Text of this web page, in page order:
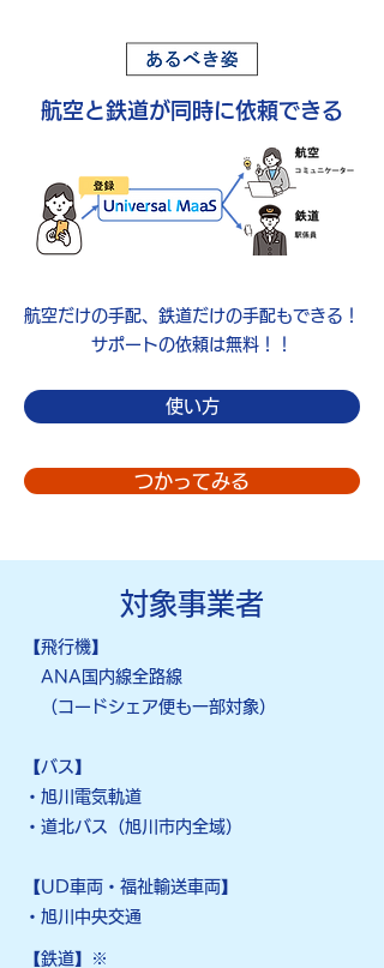
航空と鉄道が同時に依頼できる
​航空だけの手配、鉄道だけの手配もできる！
​サポートの依頼は無料！！
使い方
つかってみる
対象事業者
【飛行機】
ANA国内線全路線
（コードシェア便も一部対象）
【バス】
​・旭川電気軌道
・道北バス（旭川市内全域）
【UD車両・福祉輸送車両】
・​旭川中央交通
​【鉄道】※